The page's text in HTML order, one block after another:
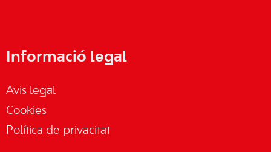
Informació legal
Avis legal
Cookies
Política de privacitat